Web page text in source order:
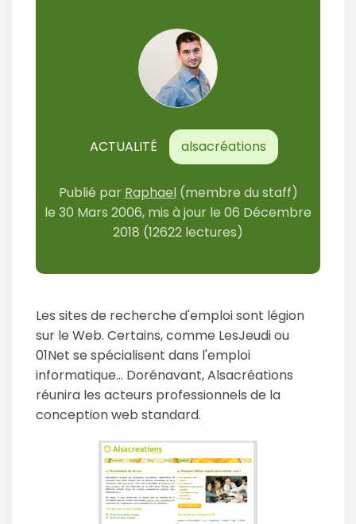
ACTUALITÉ alsacréations
Publié par Raphael (membre du staff)
le 30 Mars 2006, mis à jour le 06 Décembre
2018 (12622 lectures)
Les sites de recherche d'emploi sont légion
sur le Web. Certains, comme LesJeudi ou
01Net se spécialisent dans l'emploi
informatique... Dorénavant, Alsacréations
réunira les acteurs professionnels de la
conception web standard.